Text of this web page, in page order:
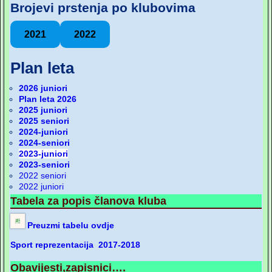
Brojevi prstenja po klubovima
2021 2022
Plan leta
2026 juniori
Plan leta 2026
2025 juniori
2025 seniori
2024-juniori
2024-seniori
2023-juniori
2023-seniori
2022 seniori
2022 juniori
Tabela za popis članova kluba
Preuzmi tabelu ovdje
Sport reprezentacija 2017-2018
Obavijesti,zapisnici….